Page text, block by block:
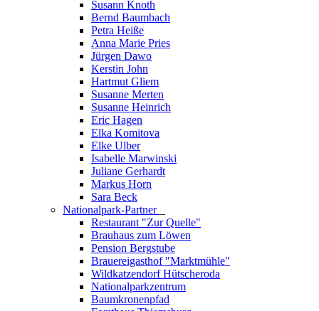
Susann Knoth
Bernd Baumbach
Petra Heiße
Anna Marie Pries
Jürgen Dawo
Kerstin John
Hartmut Gliem
Susanne Merten
Susanne Heinrich
Eric Hagen
Elka Komitova
Elke Ulber
Isabelle Marwinski
Juliane Gerhardt
Markus Horn
Sara Beck
Nationalpark-Partner
Restaurant "Zur Quelle"
Brauhaus zum Löwen
Pension Bergstube
Brauereigasthof "Marktmühle"
Wildkatzendorf Hütscheroda
Nationalparkzentrum
Baumkronenpfad